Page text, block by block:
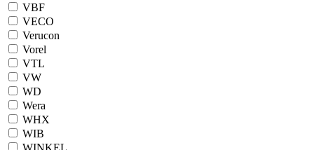
VBF
VECO
Verucon
Vorel
VTL
VW
WD
Wera
WHX
WIB
WINKEL